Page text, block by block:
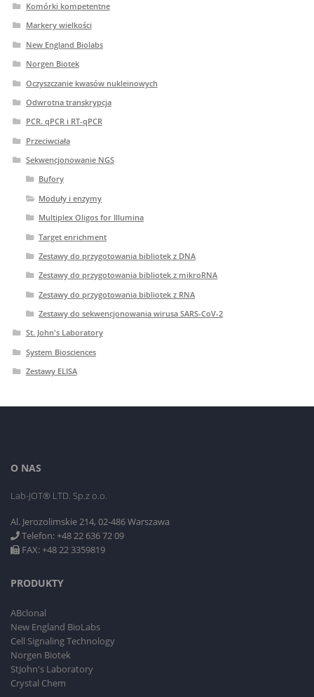
Komórki kompetentne
Markery wielkości
New England Biolabs
Norgen Biotek
Oczyszczanie kwasów nukleinowych
Odwrotna transkrypcja
PCR. qPCR i RT-qPCR
Przeciwciała
Sekwencjonowanie NGS
Bufory
Moduły i enzymy
Multiplex Oligos for Illumina
Target enrichment
Zestawy do przygotowania bibliotek z DNA
Zestawy do przygotowania bibliotek z mikroRNA
Zestawy do przygotowania bibliotek z RNA
Zestawy do sekwencjonowania wirusa SARS-CoV-2
St. John's Laboratory
System Biosciences
Zestawy ELISA
O NAS
Lab-JOT® LTD. Sp.z o.o.
Al. Jerozolimskie 214, 02-486 Warszawa
Telefon: +48 22 636 72 09
FAX: +48 22 3359819
PRODUKTY
ABclonal
New England BioLabs
Cell Signaling Technology
Norgen Biotek
StJohn's Laboratory
Crystal Chem